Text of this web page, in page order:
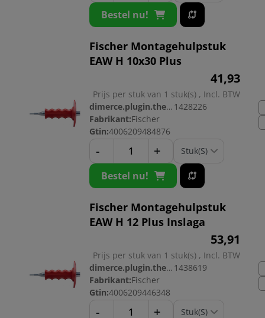
Bestel nu!
Fischer Montagehulpstuk
EAW H 10x30 Plus
41,93
Prijs per stuk van 1 stuk(s) , Incl. BTW
dimerce.plugin.theme.productnr: 1428226
Fabrikant:Fischer
Gtin:4006209484876
- +
Bestel nu!
Fischer Montagehulpstuk
EAW H 12 Plus Inslaga
53,91
Prijs per stuk van 1 stuk(s) , Incl. BTW
dimerce.plugin.theme.productnr: 1438619
Fabrikant:Fischer
Gtin:4006209446348
- +